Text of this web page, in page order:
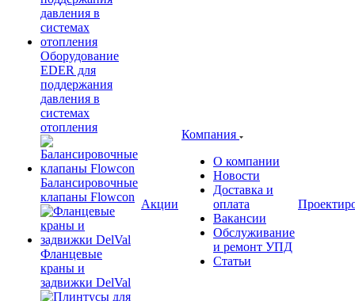
Оборудование
EDER для
поддержания
давления в
системах
отопления
Балансировочные
клапаны Flowcon
Фланцевые
краны и
задвижки DelVal
Акции
Компания
О компании
Новости
Доставка и
оплата
Вакансии
Обслуживание
и ремонт УПД
Статьи